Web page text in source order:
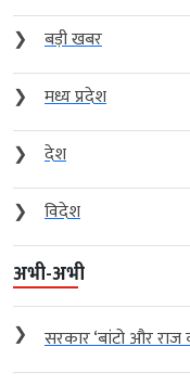
❯
बड़ी खबर
❯
मध्य प्रदेश
❯
देश
❯
विदेश
अभी-अभी
❯ सरकार ‘बांटो और राज